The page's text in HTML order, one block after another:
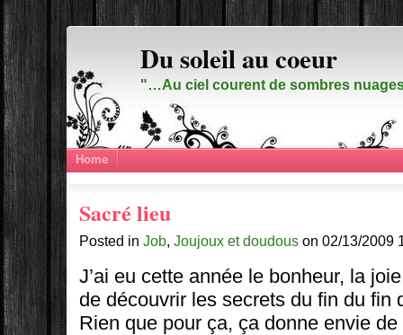
Du soleil au coeur
"…Au ciel courent de sombres
Home
Sacré lieu
Posted inJob,Joujoux et doudous on 02/13/2009
J’ai eu cette année le bonheur, la
de découvrir les secrets du fin du fin
Rien que pour ça, ça donne envie de